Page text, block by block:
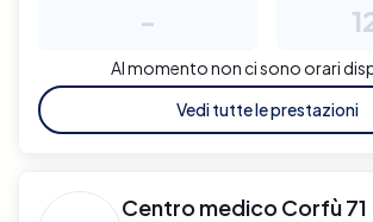
-
Al momento non ci sono orari
Vedi tutte le prestazioni
Centro medico Corfù 71